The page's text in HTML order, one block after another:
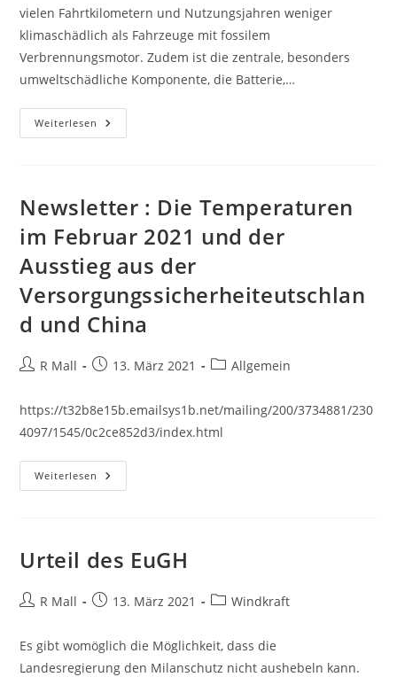
vielen Fahrtkilometern und Nutzungsjahren weniger
klimaschädlich als Fahrzeuge mit fossilem
Verbrennungsmotor. Zudem ist die zentrale, besonders
umweltschädliche Komponente, die Batterie,…
Weiterlesen Mogelpackung
Elektromobilität
Newsletter : Die Temperaturen
im Februar 2021 und der
Ausstieg aus der
Versorgungssicherheiteutschlan
d und China
Beitrags-
R Mall
Beitrag13. März 2021
Beitrags-
Allgemein
https://t32b8e15b.emailsys1b.net/mailing/200/3734881/230
4097/1545/0c2ce852d3/index.html
Weiterlesen Newsletter
:
2021
Und
Aus
Der
China
Urteil des EuGH
Beitrags-
R Mall
Beitrag13. März 2021
Beitrags-
Windkraft
Es gibt womöglich die Möglichkeit, dass die
Landesregierung den Milanschutz nicht aushebeln kann.